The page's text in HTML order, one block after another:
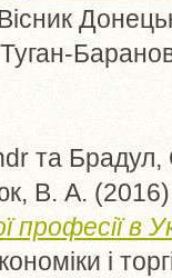
Вісник
та Брадул,
В. А.
професії в
і